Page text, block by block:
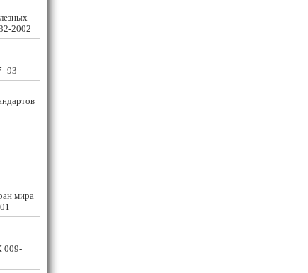
2002
мира
009-